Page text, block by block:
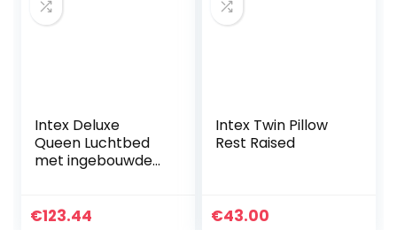
Intex Deluxe
Queen Luchtbed
met ingebouwde
€123.44
Intex Twin Pillow
Rest Raised
€43.00